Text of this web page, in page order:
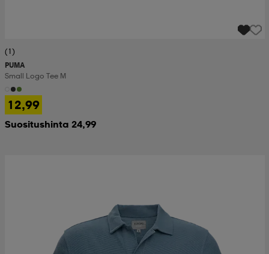
(1)
PUMA
Small Logo Tee M
12,99
Suositushinta 24,99